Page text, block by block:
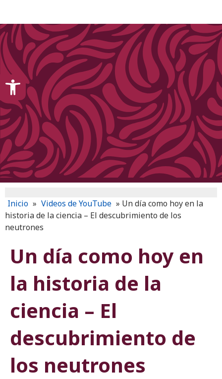
Inicio » Videos de YouTube » Un día como hoy en la
historia de la ciencia – El descubrimiento de los
neutrones
Un día como hoy en
la historia de la
ciencia – El
descubrimiento de
los neutrones
Open toolbar